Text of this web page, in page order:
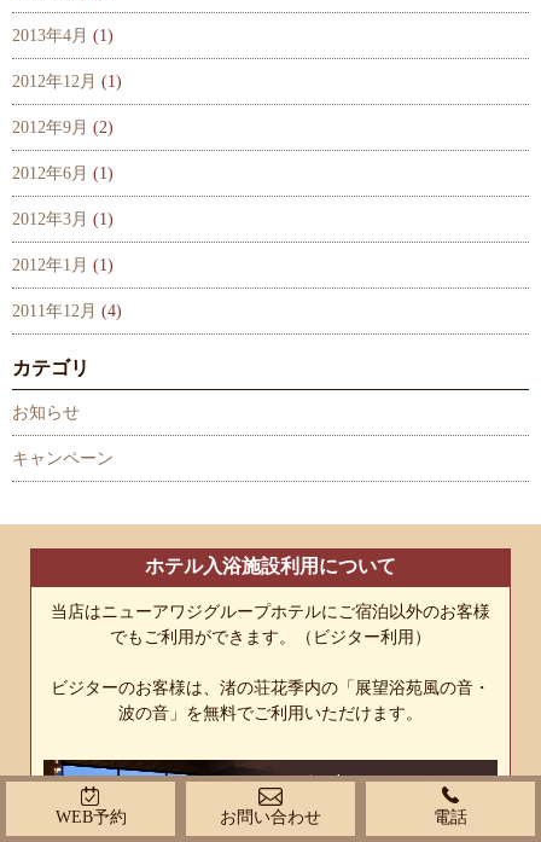
2013年4月 (1)
2012年12月 (1)
2012年9月 (2)
2012年6月 (1)
2012年3月 (1)
2012年1月 (1)
2011年12月 (4)
カテゴリ
お知らせ
キャンペーン
ホテル入浴施設利用について
当店はニューアワジグループホテルにご宿泊以外のお客様
でもご利用ができます。（ビジター利用）
ビジターのお客様は、渚の荘花季内の「展望浴苑風の音・
波の音」を無料でご利用いただけます。
WEB予約 お問い合わせ 電話